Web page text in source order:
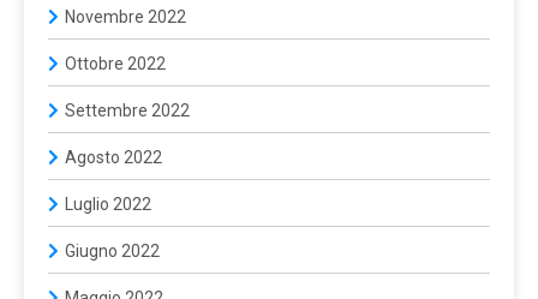
Novembre 2022
Ottobre 2022
Settembre 2022
Agosto 2022
Luglio 2022
Giugno 2022